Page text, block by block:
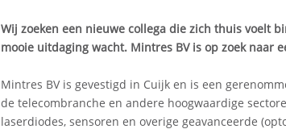
Wij zoeken een nieuwe collega die zich thuis voelt
mooie uitdaging wacht. Mintres BV is op zoek naar
Mintres BV is gevestigd in Cuijk en is een
de telecombranche en andere hoogwaardige
laserdiodes, sensoren en overige geavanceerde